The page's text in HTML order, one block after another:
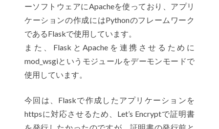
ーソフトウェアにApacheを使っており、アプリ
ケーションの作成にはPythonのフレームワーク
であるFlaskで使用しています。
また、FlaskとApacheを連携させるために
mod_wsgiというモジュールをデーモンモードで
使用しています。
今回は、Flaskで作成したアプリケーションを
httpsに対応させるため、Let’s Encryptで証明書